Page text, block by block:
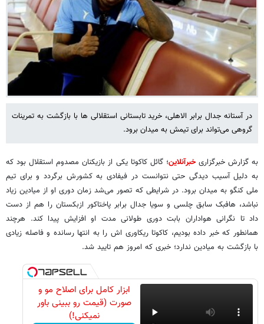
در آستانه جدال برابر الاهلی، خرید تابستانی استقلالی ها با بازگشت به تمرینات
گروهی می‌تواند برای تیمش به میدان برود.
به گزارش خبرگزاریخبرآنلاین؛ گائل کاکوتا یکی از بازیکنان مصدوم استقلال بود که
به دلیل آسیب دیدگی حتی نتوانست در فیفادی به کشورش برگردد و برای تیم
ملی کنگو به میدان برود. در شرایطی که تصور می‌شد زمان دوری او از میادین زیاد
نباشد، هافبک سابق چلسی و سویا جدال برابر پاختاکور ازبکستان را هم از دست
داد تا نگرانی هواداران بابت دوری طولانی مدت او افزایش پیدا کند. هرچند
همانطور که خبر داده بودیم، کاکوتا ریکاوری اش را به انتها رسانده و فاصله زیادی
با بازگشت به میادین ندارد؛ خبری که امروز هم تایید شد.
ابزار کامل برای اصلاح مو و
صورت (قیمت رو ببینی باور
نمیکنی!)